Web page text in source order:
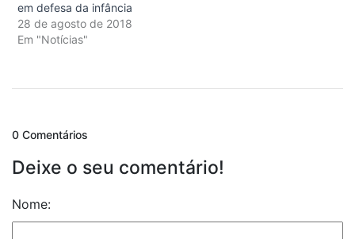
em defesa da infância
28 de agosto de 2018
Em "Notícias"
0 Comentários
Deixe o seu comentário!
Nome: